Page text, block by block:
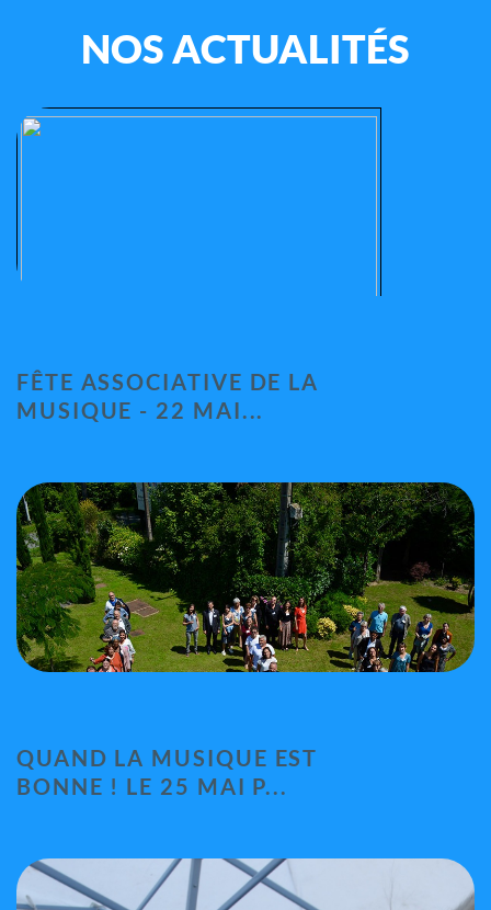
NOS ACTUALITÉS
Limours (91470), l’association les « Tout-Petits »
organise sa...
FÊTE ASSOCIATIVE DE LA
MUSIQUE - 22 MAI...
QUAND LA MUSIQUE EST
BONNE ! LE 25 MAI P...